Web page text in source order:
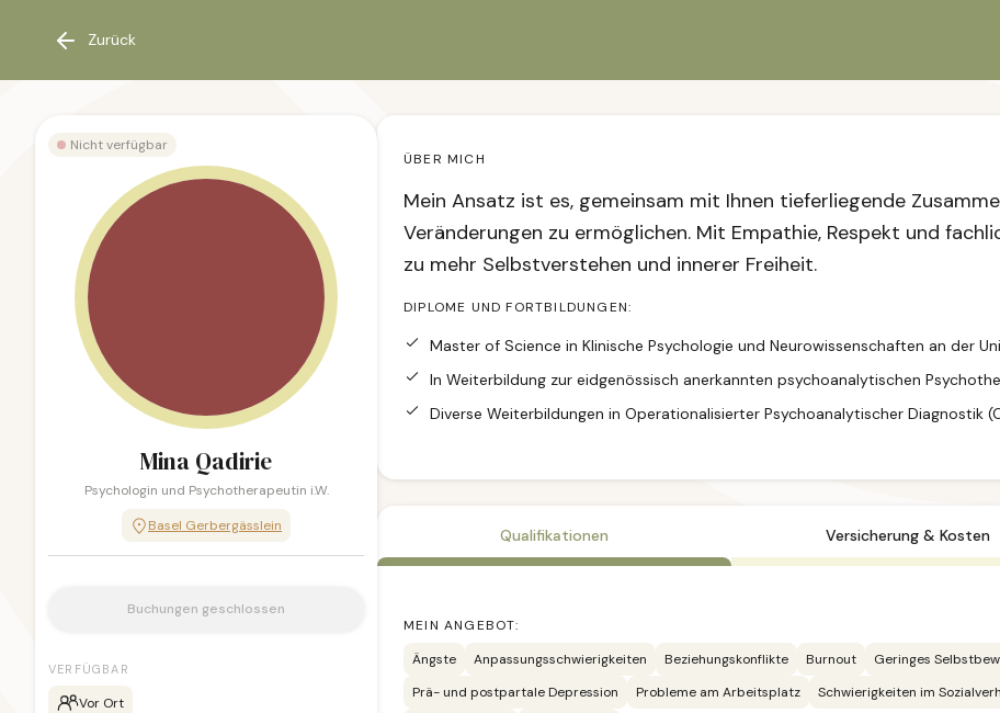
Zurück
Nicht verfügbar
Mina Qadirie
Psychologin und Psychotherapeutin i.W.
Basel Gerbergässlein
Buchungen geschlossen
VERFÜGBAR
Vor Ort
ÜBER MICH
Mein Ansatz ist es, gemeinsam mit Ihnen tieferliegende
Veränderungen zu ermöglichen. Mit Empathie, Respekt und
zu mehr Selbstverstehen und innerer Freiheit.
DIPLOME UND FORTBILDUNGEN:
Master of Science in Klinische Psychologie und Neurowissenschaften an der
In Weiterbildung zur eidgenössisch anerkannten psychoanalytischen
Diverse Weiterbildungen in Operationalisierter Psychoanalytischer Diagnostik
Qualifikationen Versicherung & Kosten
MEIN ANGEBOT:
Ängste
Anpassungsschwierigkeiten Beziehungskonflikte Burnout Geringes
Prä- und postpartale Depression
Probleme am Arbeitsplatz Schwierigkeiten im